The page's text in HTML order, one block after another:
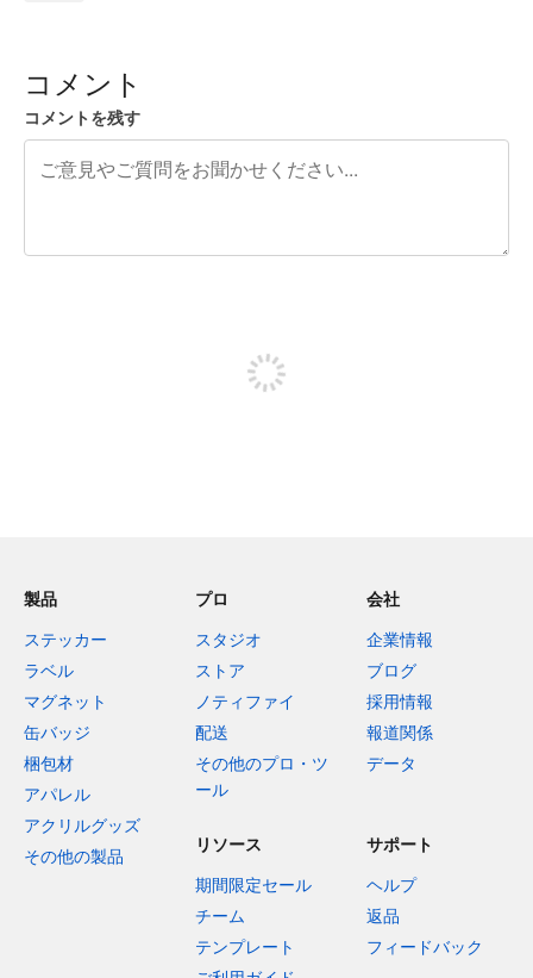
コメント
コメントを残す
製品
ステッカー
ラベル
マグネット
缶バッジ
梱包材
アパレル
アクリルグッズ
その他の製品
プロ
スタジオ
ストア
ノティファイ
配送
その他のプロ・ツ
ール
会社
企業情報
ブログ
採用情報
報道関係
データ
リソース
期間限定セール
チーム
テンプレート
サポート
ヘルプ
返品
フィードバック